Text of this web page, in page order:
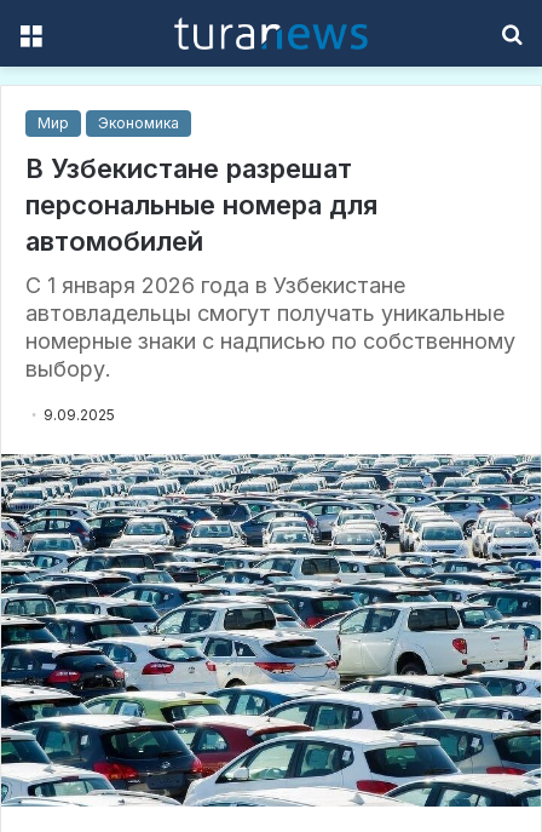
Мир Экономика
В Узбекистане разрешат
персональные номера для
автомобилей
С 1 января 2026 года в Узбекистане
автовладельцы смогут получать уникальные
номерные знаки с надписью по собственному
выбору.
9.09.2025